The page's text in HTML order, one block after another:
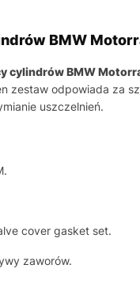
BMW
cylindrów BMW
zestaw odpowiada za
uszczelnień.
cover gasket set.
zaworów.